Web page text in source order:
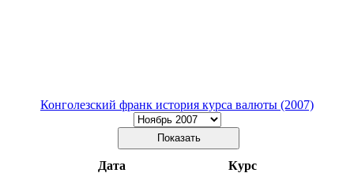
Конголезский франк история курса валюты (2007)
Дата Курс